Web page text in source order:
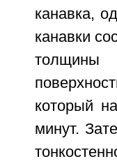
канавка,
канавки
толщины
который
минут.